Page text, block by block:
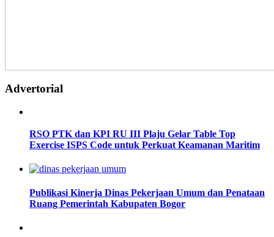
Advertorial
RSO PTK dan KPI RU III Plaju Gelar Table Top
Exercise ISPS Code untuk Perkuat Keamanan Maritim
Publikasi Kinerja Dinas Pekerjaan Umum dan Penataan
Ruang Pemerintah Kabupaten Bogor